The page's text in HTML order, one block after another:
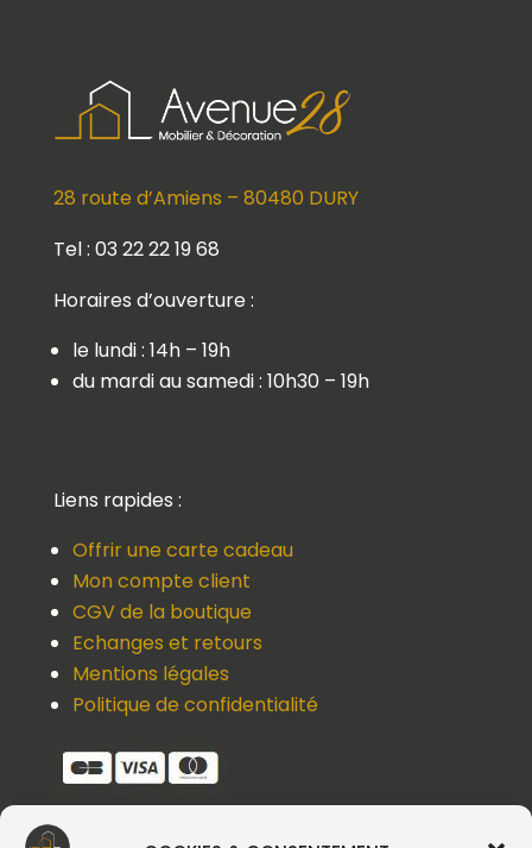
28 route d’Amiens – 80480 DURY
Tel : 03 22 22 19 68
Horaires d’ouverture :
le lundi : 14h – 19h
du mardi au samedi : 10h30 – 19h
Liens rapides :
Offrir une carte cadeau
Mon compte client
CGV de la boutique
Echanges et retours
Mentions légales
Politique de confidentialité